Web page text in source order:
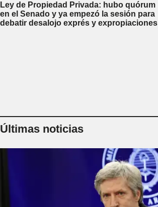
Ley de Propiedad Privada: hubo quórum
en el Senado y ya empezó la sesión para
debatir desalojo exprés y expropiaciones
Últimas noticias